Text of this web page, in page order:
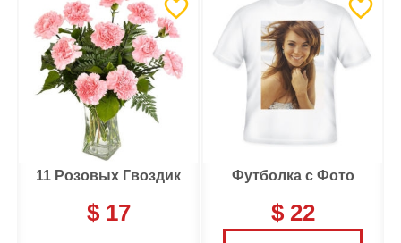
11 Розовых Гвоздик
$ 17
Футболка с Фото
$ 22